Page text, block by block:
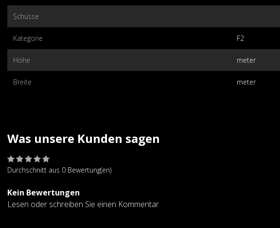
Schüsse
Kategorie F2
Höhe meter
Breite meter
Was unsere Kunden sagen
Durchschnitt aus 0 Bewertung(en)
Kein Bewertungen
Lesen oder schreiben Sie einen Kommentar